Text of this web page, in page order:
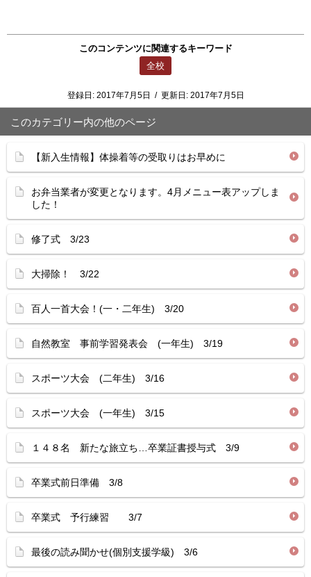
このコンテンツに関連するキーワード
全校
登録日: 2017年7月5日 / 更新日: 2017年7月5日
このカテゴリー内の他のページ
【新入生情報】体操着等の受取りはお早めに
お弁当業者が変更となります。4月メニュー表アップしま
した！
修了式 3/23
大掃除！ 3/22
百人一首大会！(一・二年生) 3/20
自然教室 事前学習発表会 (一年生) 3/19
スポーツ大会 (二年生) 3/16
スポーツ大会 (一年生) 3/15
１４８名 新たな旅立ち…卒業証書授与式 3/9
卒業式前日準備 3/8
卒業式 予行練習 3/7
最後の読み聞かせ(個別支援学級) 3/6